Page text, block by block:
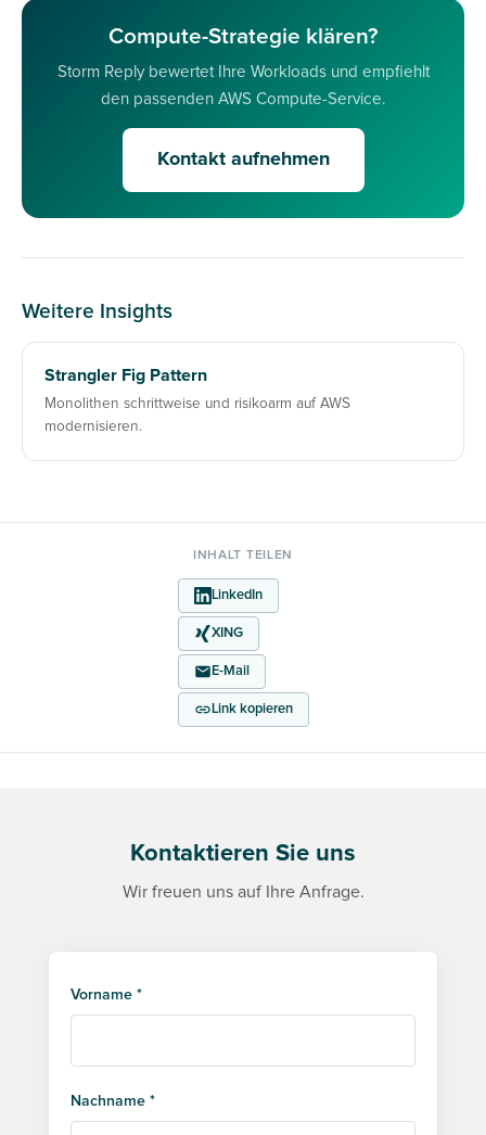
Compute-Strategie klären?
Storm Reply bewertet Ihre Workloads und empfiehlt
den passenden AWS Compute-Service.
Kontakt aufnehmen
Weitere Insights
Strangler Fig Pattern
Monolithen schrittweise und risikoarm auf AWS
modernisieren.
INHALT TEILEN
LinkedIn
XING
E-Mail
Link kopieren
Kontaktieren Sie uns
Wir freuen uns auf Ihre Anfrage.
Vorname *
Nachname *